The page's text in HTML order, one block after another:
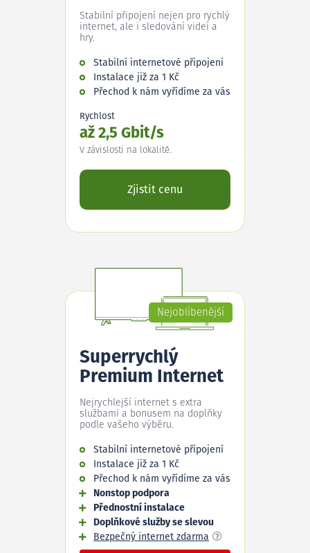
Stabilní připojení nejen pro rychlý
internet, ale i sledování videí a
hry.
Stabilní internetové připojení
Instalace již za 1 Kč
Přechod k nám vyřídíme za vás
Rychlost
až 2,5 Gbit/s
V závislosti na lokalitě.
Zjistit cenu
Nejoblíbenější
Superrychlý
Premium Internet
Nejrychlejší internet s extra
službami a bonusem na doplňky
podle vašeho výběru.
Stabilní internetové připojení
Instalace již za 1 Kč
Přechod k nám vyřídíme za vás
Nonstop podpora
Přednostní instalace
Doplňkové služby se slevou
Bezpečný internet zdarma